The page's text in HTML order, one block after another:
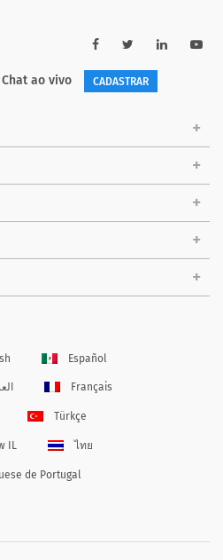
Chat ao vivo CADASTRAR
Español
Français
Türkçe
IL ไทย
de Portugal